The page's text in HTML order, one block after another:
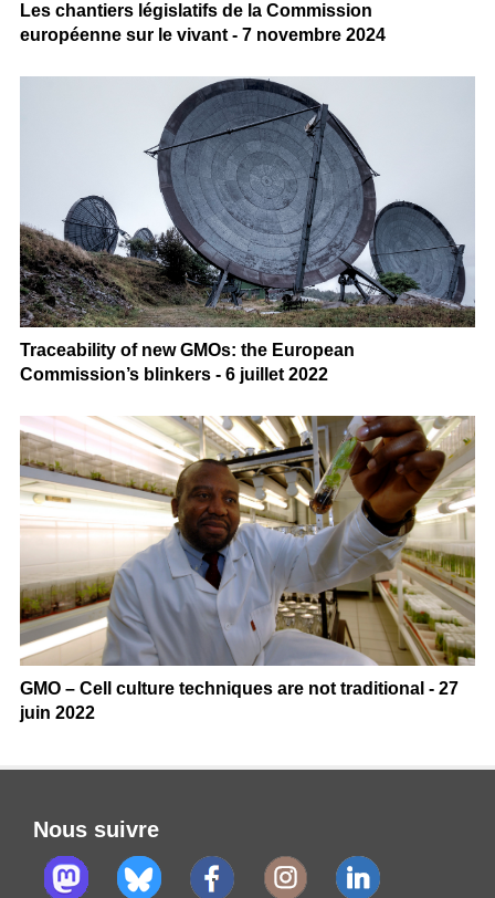
Les chantiers législatifs de la Commission
européenne sur le vivant - 7 novembre 2024
Traceability of new GMOs: the European
Commission’s blinkers - 6 juillet 2022
GMO – Cell culture techniques are not traditional - 27
juin 2022
Nous suivre